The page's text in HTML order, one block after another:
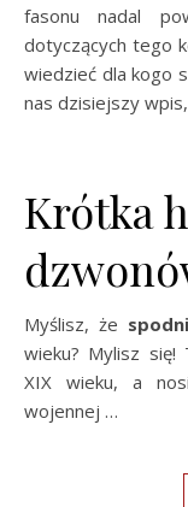
fasonu nadal
dotyczących tego
wiedzieć dla kogo
nas dzisiejszy
Krótka
Myślisz, że
wieku? Mylisz się!
XIX wieku, a
wojennej …